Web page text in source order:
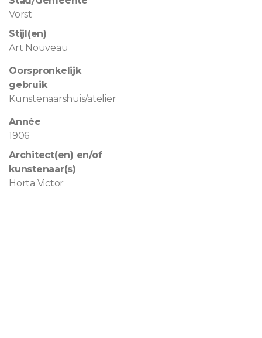
Vorst
Stijl(en)
Art Nouveau
Oorspronkelijk
gebruik
Kunstenaarshuis/atelier
Année
1906
Architect(en) en/of
kunstenaar(s)
Horta Victor